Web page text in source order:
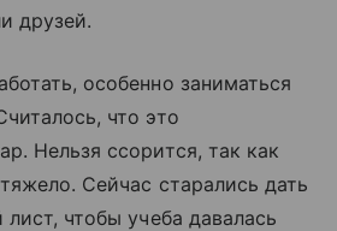
друзей.
особенно заниматься
что это
Нельзя ссорится, так как
Сейчас старались дать
чтобы учеба давалась